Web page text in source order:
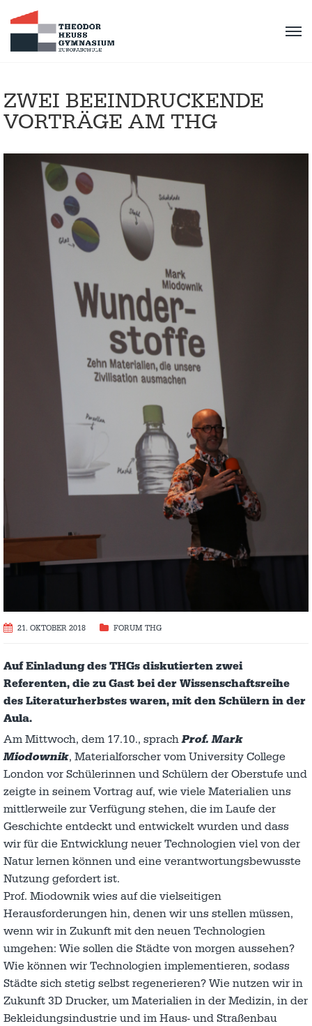
ZWEI BEEINDRUCKENDE
VORTRÄGE AM THG
21. OKTOBER 2018 FORUM THG
Auf Einladung des THGs diskutierten zwei
Referenten, die zu Gast bei der Wissenschaftsreihe
des Literaturherbstes waren, mit den Schülern in der
Aula.
Am Mittwoch, dem 17.10., sprachProf. Mark
Miodownik, Materialforscher vom University College
London vor Schülerinnen und Schülern der Oberstufe und
zeigte in seinem Vortrag auf, wie viele Materialien uns
mittlerweile zur Verfügung stehen, die im Laufe der
Geschichte entdeckt und entwickelt wurden und dass
wir für die Entwicklung neuer Technologien viel von der
Natur lernen können und eine verantwortungsbewusste
Nutzung gefordert ist.
Prof. Miodownik wies auf die vielseitigen
Herausforderungen hin, denen wir uns stellen müssen,
wenn wir in Zukunft mit den neuen Technologien
umgehen: Wie sollen die Städte von morgen aussehen?
Wie können wir Technologien implementieren, sodass
Städte sich stetig selbst regenerieren? Wie nutzen wir in
Zukunft 3D Drucker, um Materialien in der Medizin, in der
Bekleidungsindustrie und im Haus- und Straßenbau